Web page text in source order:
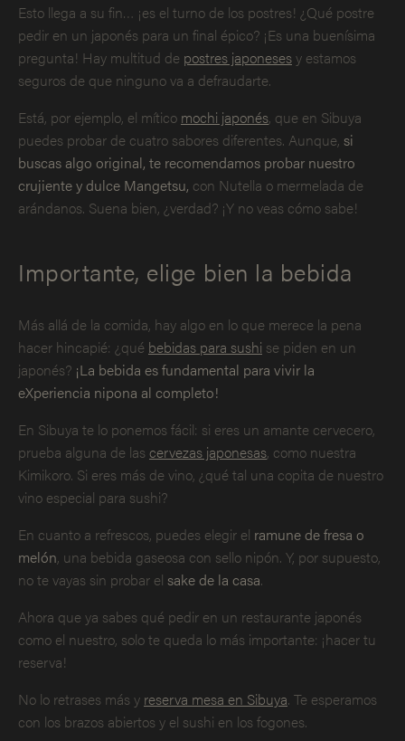
Esto llega a su fin… ¡es el turno de los postres! ¿Qué postre
pedir en un japonés para un final épico? ¡Es una buenísima
pregunta! Hay multitud de postres japonesesy estamos
seguros de que ninguno va a defraudarte.
Está, por ejemplo, el mítico mochi japonés, que en Sibuya
puedes probar de cuatro sabores diferentes. Aunque, si
buscas algo original, te recomendamos probar nuestro
crujiente y dulce Mangetsu, con Nutella o mermelada de
arándanos. Suena bien, ¿verdad? ¡Y no veas cómo sabe!
Importante, elige bien la bebida
Más allá de la comida, hay algo en lo que merece la pena
hacer hincapié: ¿qué bebidas para sushi se piden en un
japonés? ¡La bebida es fundamental para vivir la
eXperiencia nipona al completo!
En Sibuya te lo ponemos fácil: si eres un amante cervecero,
prueba alguna de las cervezas japonesas, como nuestra
Kimikoro. Si eres más de vino, ¿qué tal una copita de nuestro
vino especial para sushi?
En cuanto a refrescos, puedes elegir el ramune de fresa o
melón, una bebida gaseosa con sello nipón. Y, por supuesto,
no te vayas sin probar el sake de la casa.
Ahora que ya sabes qué pedir en un restaurante japonés
como el nuestro, solo te queda lo más importante: ¡hacer tu
reserva!
No lo retrases más y reserva mesa en Sibuya. Te esperamos
con los brazos abiertos y el sushi en los fogones.